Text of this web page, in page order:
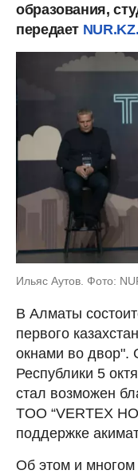
образования,
передает NUR.KZ.
Ильяс Аутов. Фото:
В Алматы
первого
окнами во двор".
Республики 5
стал возможен
TOO “VERTEX
поддержке
Об этом и многом